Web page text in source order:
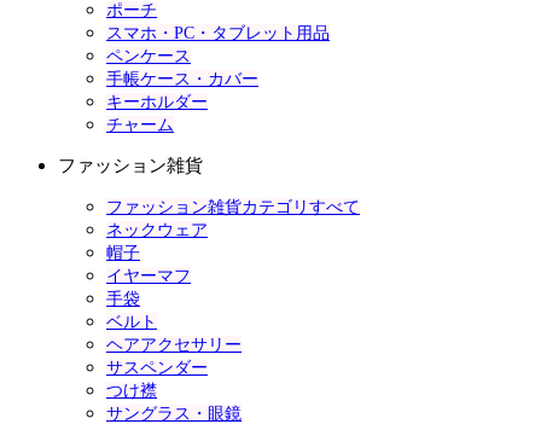
ポーチ
スマホ・PC・タブレット用品
ペンケース
手帳ケース・カバー
キーホルダー
チャーム
ファッション雑貨
ファッション雑貨カテゴリすべて
ネックウェア
帽子
イヤーマフ
手袋
ベルト
ヘアアクセサリー
サスペンダー
つけ襟
サングラス・眼鏡